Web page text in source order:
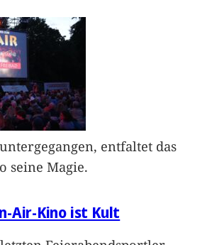
entfaltet das
seine Magie.
Air-Kino ist Kult